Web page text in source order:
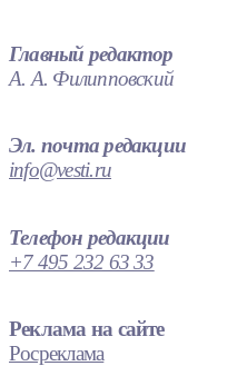
Главный редактор
А. А. Филипповский
Эл. почта редакции
info@vesti.ru
Телефон редакции
+7 495 232 63 33
Реклама на сайте
Росреклама